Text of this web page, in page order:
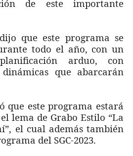
de este importante
que este programa se
todo el año, con un
arduo, con
que abarcarán
que este programa estará
lema de Grabo Estilo “La
el cual además también
del SGC-2023.